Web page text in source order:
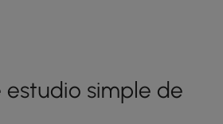
estudio simple de